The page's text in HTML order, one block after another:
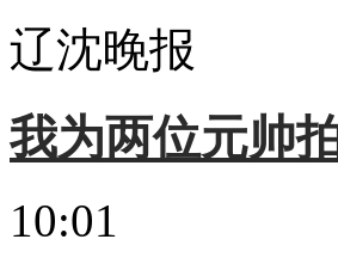
辽沈晚报
我为两位元帅
10:01